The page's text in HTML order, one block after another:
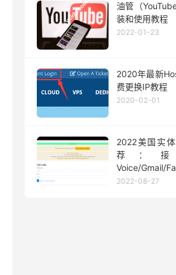
油管（
装和使用教程
2022-01-23
2020年最新
费更换IP教程
2020-02-01
2022美国实
荐：接
Voice/Gmail/
等短信验证码
2022-08-27